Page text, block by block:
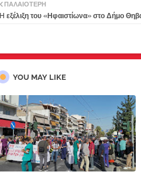
ΠΑΛΑΙΌΤΕΡΗ
H εξέλιξη του «Ηφαιστίωνα» στο Δήμο
YOU MAY LIKE